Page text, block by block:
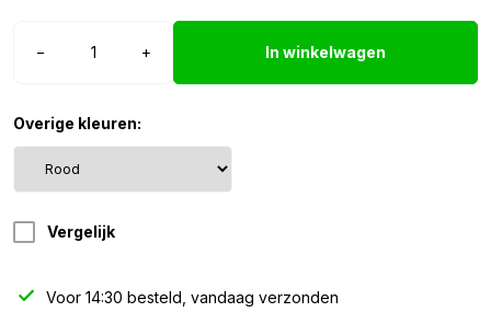
−
LED
12/24V
rood
+ In winkelwagen
Overige kleuren:
Vergelijk
Voor 14:30 besteld, vandaag verzonden